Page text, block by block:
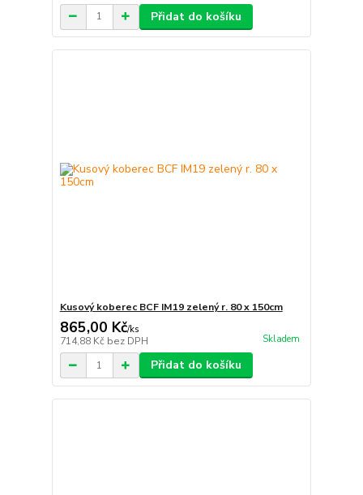
Přidat do košíku
Kusový koberec BCF IM19 zelený r. 80 x 150cm
865,00 Kč/ks
714,88 Kč bez DPH Skladem
Přidat do košíku